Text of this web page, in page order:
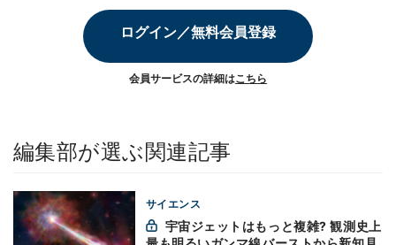
ログイン／無料会員登録
会員サービスの詳細はこちら
編集部が選ぶ関連記事
サイエンス